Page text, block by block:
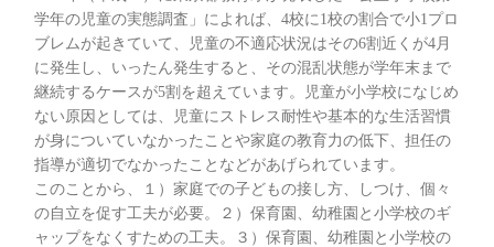
学年の児童の実態調査」によれば、4校に1校の割合で小1プロ
ブレムが起きていて、児童の不適応状況はその6割近くが4月
に発生し、いったん発生すると、その混乱状態が学年末まで
継続するケースが5割を超えています。児童が小学校になじめ
ない原因としては、児童にストレス耐性や基本的な生活習慣
が身についていなかったことや家庭の教育力の低下、担任の
指導が適切でなかったことなどがあげられています。
このことから、１）家庭での子どもの接し方、しつけ、個々
の自立を促す工夫が必要。２）保育園、幼稚園と小学校のギ
ャップをなくすための工夫。３）保育園、幼稚園と小学校の